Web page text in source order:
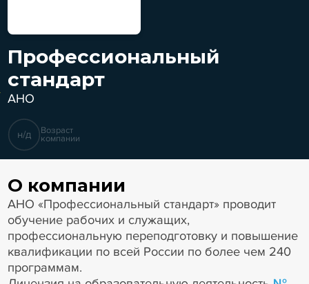
Профессиональный
стандарт
АНО
н/д Возраст
компании
О компании
АНО «Профессиональный стандарт» проводит
обучение рабочих и служащих,
профессиональную переподготовку и повышение
квалификации по всей России по более чем 240
программам.